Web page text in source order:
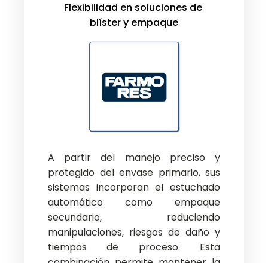
Flexibilidad en soluciones de
blíster y empaque
A partir del manejo preciso y
protegido del envase primario, sus
sistemas incorporan el estuchado
automático como empaque
secundario, reduciendo
manipulaciones, riesgos de daño y
tiempos de proceso. Esta